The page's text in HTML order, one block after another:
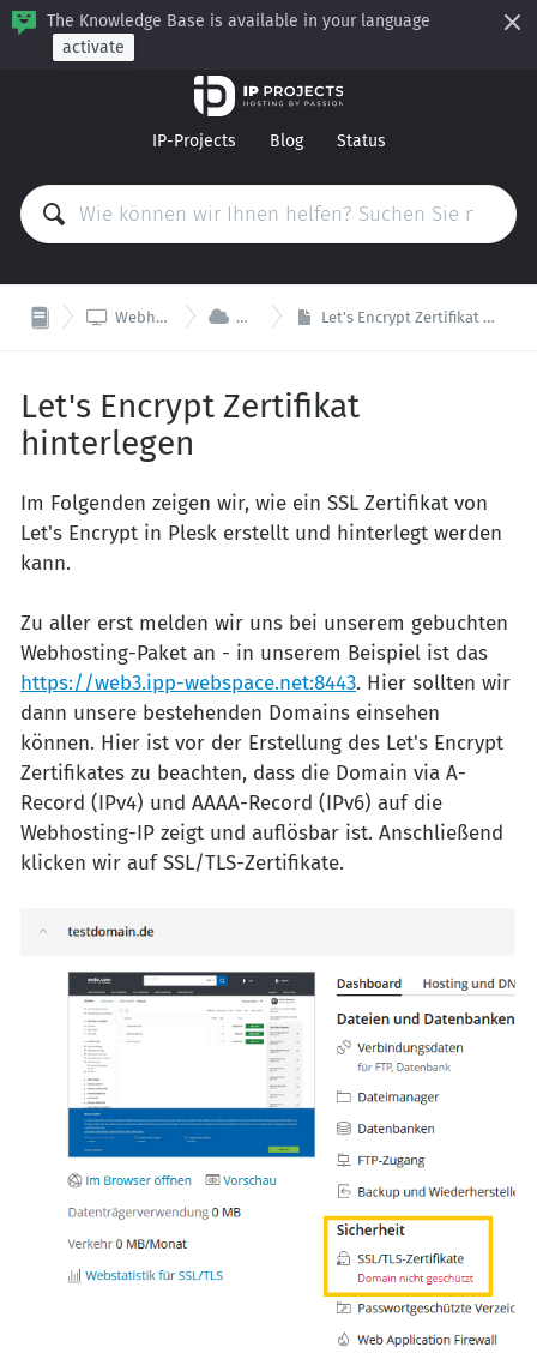
The Knowledge Base is available in your language
activate
IP-Projects Blog Status
 Webhosting  Plesk Let's Encrypt Zertifikat hinterlegen
Let's Encrypt Zertifikat
hinterlegen
Im Folgenden zeigen wir, wie ein SSL Zertifikat von
Let's Encrypt in Plesk erstellt und hinterlegt werden
kann.
Zu aller erst melden wir uns bei unserem gebuchten
Webhosting-Paket an - in unserem Beispiel ist das
https://web3.ipp-webspace.net:8443. Hier sollten wir
dann unsere bestehenden Domains einsehen
können. Hier ist vor der Erstellung des Let's Encrypt
Zertifikates zu beachten, dass die Domain via A-
Record (IPv4) und AAAA-Record (IPv6) auf die
Webhosting-IP zeigt und auflösbar ist. Anschließend
klicken wir auf SSL/TLS-Zertifikate.